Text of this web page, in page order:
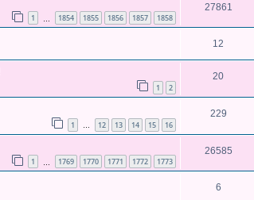
1 1854 1855 1856 1857 1858
27861
12
1 2
20
1 … 12 13 14 15 16
229
1 1769 1770 1771 1772 1773
26585
6